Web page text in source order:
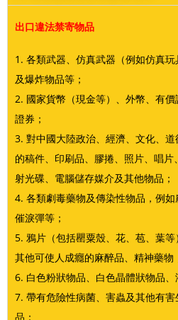
出口違法禁寄物品
1. 各類武器、仿真武器（例如仿真
及爆炸物品等；
2. 國家貨幣（現金等）、外幣、有
證券；
3. 對中國大陸政治、經濟、文化、
的稿件、印刷品、膠捲、照片、唱
射光碟、電腦儲存媒介及其他物品；
4. 各類劇毒藥物及傳染性物品，例如
催淚彈等；
5. 鴉片（包括罌粟殼、花、苞、葉
其他可使人成癮的麻醉品、精神藥物
6. 白色粉狀物品、白色晶體狀物品、
7. 帶有危險性病菌、害蟲及其他有
品；